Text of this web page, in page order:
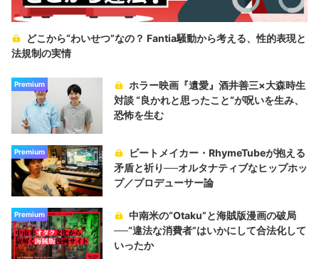
どこから“わいせつ”なの？ Fantia騒動から考える、性的表現と
法規制の実情
Premium
ホラー映画『遺愛』酒井善三×大森時生
対談 “良かれと思ったこと“が呪いを生み、
恐怖を生む
Premium
ビートメイカー・RhymeTubeが抱える
矛盾と祈り──オルタナティブなヒップホッ
プ／プロデューサー論
Premium
中南米の“Otaku”と海賊版漫画の破局
──“違法な消費者”はいかにして合法化して
いったか